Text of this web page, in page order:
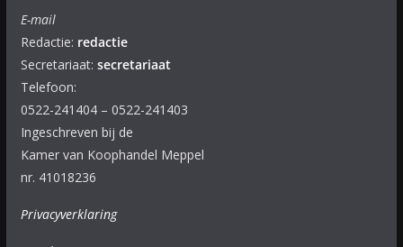
E-mail
Redactie: redactie
Secretariaat: secretariaat
Telefoon:
0522-241404 – 0522-241403
Ingeschreven bij de
Kamer van Koophandel Meppel
nr. 41018236
Privacyverklaring